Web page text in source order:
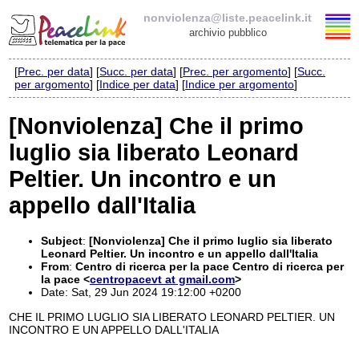
nonviolenza@liste.peacelink.it
archivio pubblico
Elenco delle liste
Policy delle liste di PeaceLink
Informativa sulla privacy
[Prec. per data] [Succ. per data] [Prec. per argomento] [Succ.
per argomento] [Indice per data] [Indice per argomento]
[Nonviolenza] Che il primo
luglio sia liberato Leonard
Peltier. Un incontro e un
appello dall'Italia
Subject: [Nonviolenza] Che il primo luglio sia liberato
Leonard Peltier. Un incontro e un appello dall'Italia
From: Centro di ricerca per la pace Centro di ricerca per
la pace <centropacevt at gmail.com>
Date: Sat, 29 Jun 2024 19:12:00 +0200
CHE IL PRIMO LUGLIO SIA LIBERATO LEONARD PELTIER. UN
INCONTRO E UN APPELLO DALL'ITALIA